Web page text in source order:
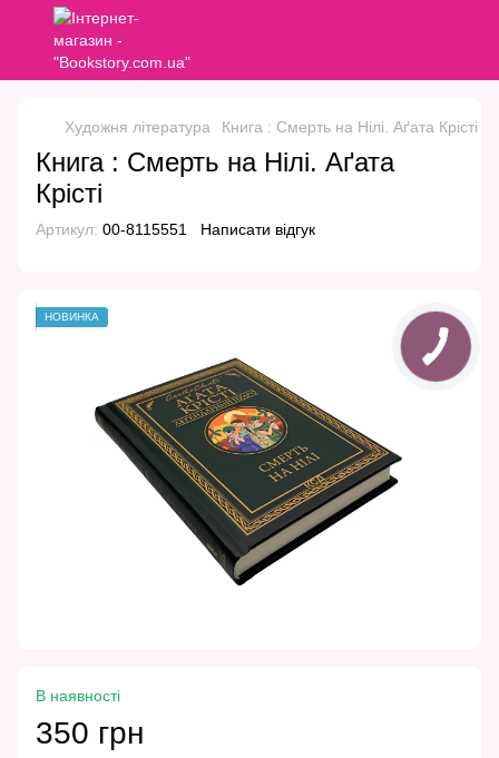
Художня література Книга : Смерть на Нілі. Аґата Крісті
Книга : Смерть на Нілі. Аґата
Крісті
Артикул: 00-8115551 Написати відгук
НОВИНКА
В наявності
350 грн